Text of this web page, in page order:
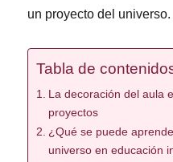
un proyecto del universo.
Tabla de
La decoración del aula
proyectos
¿Qué se puede
universo en educación